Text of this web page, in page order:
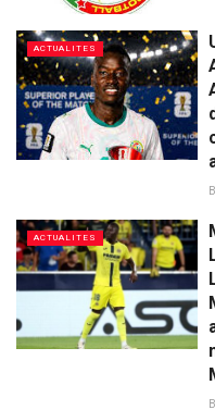
ACTUALITES
ACTUALITES